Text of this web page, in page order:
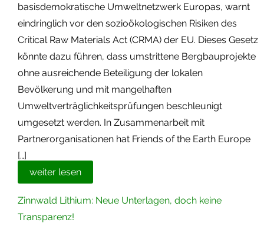
basisdemokratische Umweltnetzwerk Europas, warnt
eindringlich vor den sozioökologischen Risiken des
Critical Raw Materials Act (CRMA) der EU. Dieses Gesetz
könnte dazu führen, dass umstrittene Bergbauprojekte
ohne ausreichende Beteiligung der lokalen
Bevölkerung und mit mangelhaften
Umweltverträglichkeitsprüfungen beschleunigt
umgesetzt werden. In Zusammenarbeit mit
Partnerorganisationen hat Friends of the Earth Europe
[…]
weiter lesen
Zinnwald Lithium: Neue Unterlagen, doch keine
Transparenz!